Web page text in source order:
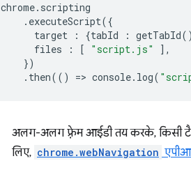
chrome. scripting
. executeScript({
target
: {tabId : getTabId
files
: [ "script.js"
],
})
. then(() => console. log(
अलग-अलग फ़्रेम आईडी तय करके, किसी टैब
लिए, chrome.webNavigation